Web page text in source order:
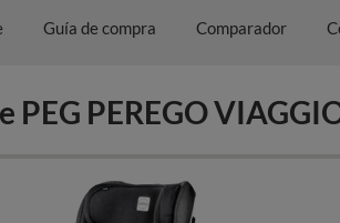
Guía de compra Comparador
PEREGO